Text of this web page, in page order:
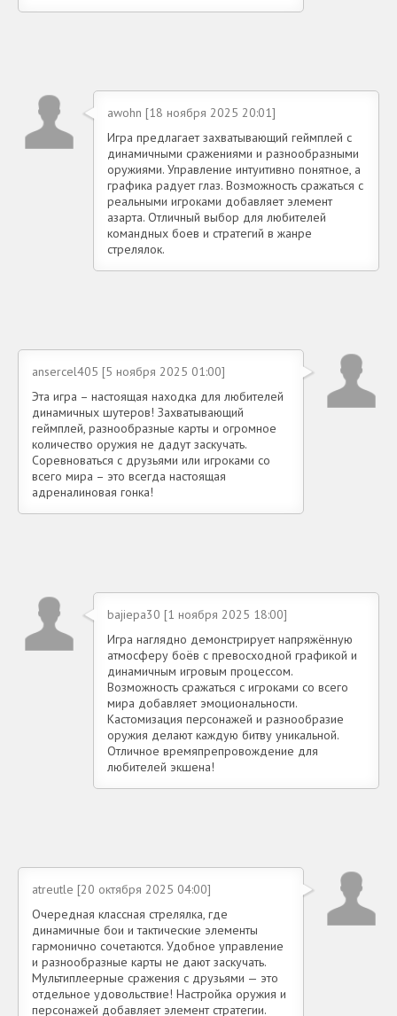
awohn [18 ноября 2025 20:01]
Игра предлагает захватывающий геймплей с
динамичными сражениями и разнообразными
оружиями. Управление интуитивно понятное, а
графика радует глаз. Возможность сражаться с
реальными игроками добавляет элемент
азарта. Отличный выбор для любителей
командных боев и стратегий в жанре
стрелялок.
ansercel405 [5 ноября 2025 01:00]
Эта игра – настоящая находка для любителей
динамичных шутеров! Захватывающий
геймплей, разнообразные карты и огромное
количество оружия не дадут заскучать.
Соревноваться с друзьями или игроками со
всего мира – это всегда настоящая
адреналиновая гонка!
bajiepa30 [1 ноября 2025 18:00]
Игра наглядно демонстрирует напряжённую
атмосферу боёв с превосходной графикой и
динамичным игровым процессом.
Возможность сражаться с игроками со всего
мира добавляет эмоциональности.
Кастомизация персонажей и разнообразие
оружия делают каждую битву уникальной.
Отличное времяпрепровождение для
любителей экшена!
atreutle [20 октября 2025 04:00]
Очередная классная стрелялка, где
динамичные бои и тактические элементы
гармонично сочетаются. Удобное управление
и разнообразные карты не дают заскучать.
Мультиплеерные сражения с друзьями — это
отдельное удовольствие! Настройка оружия и
персонажей добавляет элемент стратегии.